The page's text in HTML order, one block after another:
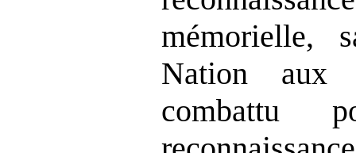
mémorielle,
Nation aux
combattu